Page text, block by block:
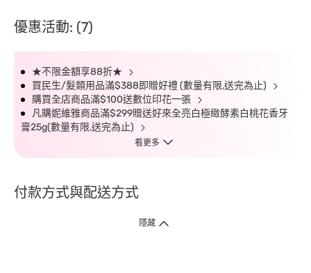
優惠活動: (7)
★不限金額享88折★
買民生/髮類用品滿$388即贈好禮 (數量有限,送完為止)
購買全店商品滿$100送數位印花一張
凡購妮維雅商品滿$299贈送好來全亮白極緻酵素白桃花香牙
膏25g(數量有限,送完為止)
看更多
付款方式與配送方式
隱藏